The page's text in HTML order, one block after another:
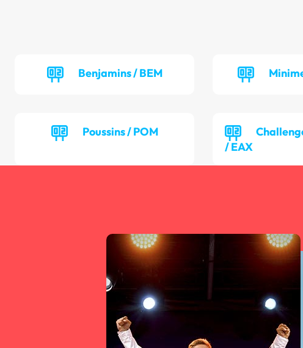
Benjamins / BEM
Poussins / POM
/ EAX